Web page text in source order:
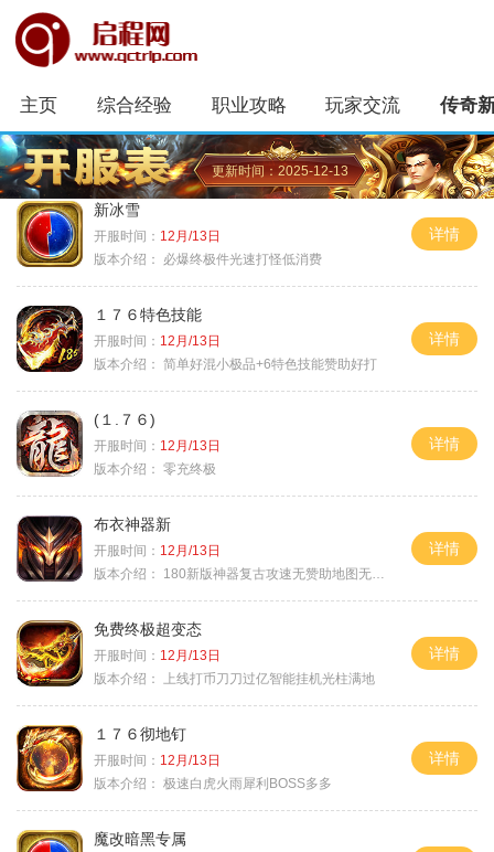
主页 综合经验 职业攻略 玩家交流 传奇
更新时间：2025-12-13
新冰雪
开服时间： 12月/13日
版本介绍：
必爆终极件光速打怪低消费
详情
１７６特色技能
开服时间： 12月/13日
版本介绍： 简单好混小极品+6特色技能赞助好打
详情
(１.７６)
开服时间： 12月/13日
版本介绍： 零充终极
详情
布衣神器新
开服时间： 12月/13日
版本介绍：
180新版神器复古攻速无赞助地图无排行
详情
免费终极超变态
开服时间： 12月/13日
版本介绍：
上线打币刀刀过亿智能挂机光柱满地
详情
１７６彻地钉
开服时间： 12月/13日
版本介绍： 极速白虎火雨犀利BOSS多多
详情
魔改暗黑专属